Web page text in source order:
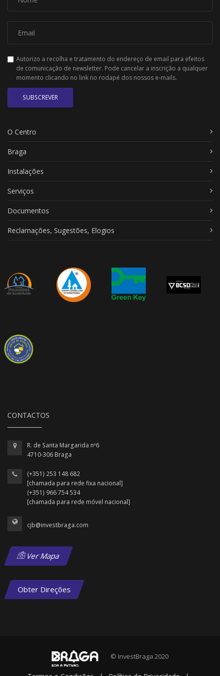
Autorizo a recolha e tratamento do endereço de email para efeitos
de comunicação de newsletter. Pode cancelar a inscrição a qualquer
momento clicando no link no rodapé dos nossos e-mails.
SUBSCREVER
O Centro
Braga
Instalações
Serviços
Documentos
Reclamações, Sugestões, Elogios
CONTACTOS
R. de Santa Margarida nº6
4710-306 Braga
(+351) 253 148 682
[chamada para rede fixa nacional]
(+351) 966 754 534
[chamada para rede móvel nacional]
cjb@investbraga.com
Ver Mapa
Obter Direções
© InvestBraga 2020